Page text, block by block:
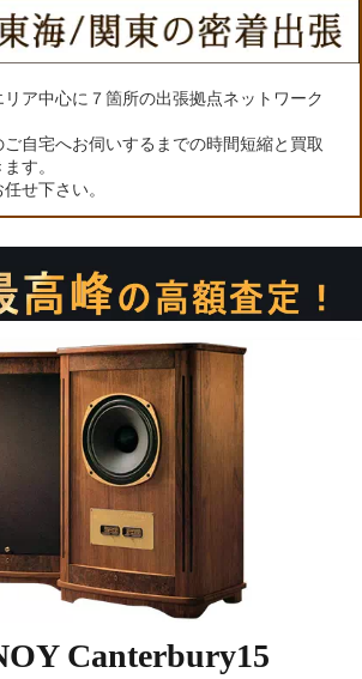
ア中心に７箇所の出張拠点ネットワーク
自宅へお伺いするまでの時間短縮と買取
す。
せ下さい。
Canterbury15